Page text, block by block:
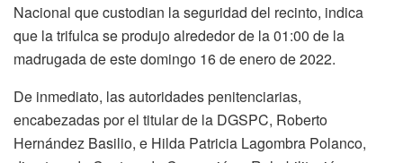
Nacional que custodian la seguridad del recinto, indica
que la trifulca se produjo alrededor de la 01:00 de la
madrugada de este domingo 16 de enero de 2022.
De inmediato, las autoridades penitenciarias,
encabezadas por el titular de la DGSPC, Roberto
Hernández Basilio, e Hilda Patricia Lagombra Polanco,